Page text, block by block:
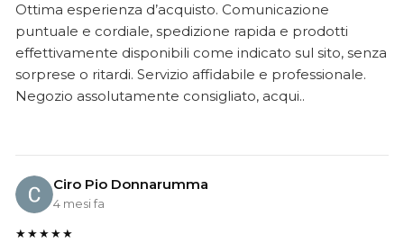
Ottima esperienza d’acquisto. Comunicazione
puntuale e cordiale, spedizione rapida e prodotti
effettivamente disponibili come indicato sul sito, senza
sorprese o ritardi. Servizio affidabile e professionale.
Negozio assolutamente consigliato, acqui..
Ciro Pio Donnarumma
4 mesi fa
★★★★★